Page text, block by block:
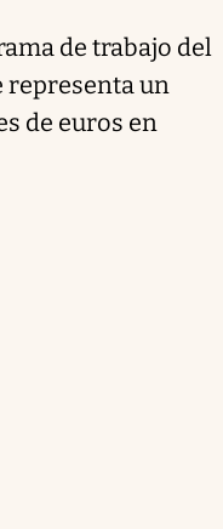
de trabajo del
representa un
de euros en